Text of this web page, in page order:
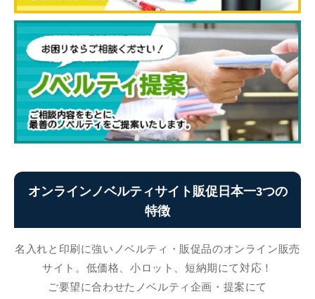
オンラインノベルティサイト販促日本一3つの
特徴
名入れと印刷に強いノベルティ・販促品のオンライン販売
サイト。低価格、小ロット、短納期にて対応！
ご要望に合わせたノベルティ企画・提案にて